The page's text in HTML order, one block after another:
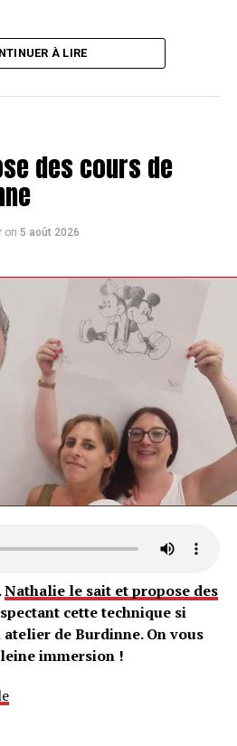
À LIRE
des cours de
on 5 août 2026
Nathalie le sait et propose des
cette technique si
de Burdinne. On vous
immersion !